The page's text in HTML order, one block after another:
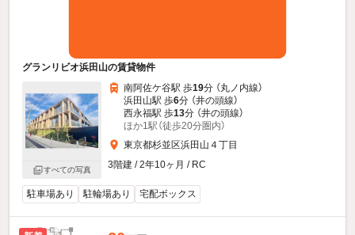
グランリビオ浜田山の賃貸物件
すべての写真
南阿佐ケ谷駅 歩19分 （丸ノ内線）
浜田山駅 歩6分 （井の頭線）
西永福駅 歩13分 （井の頭線）
ほか1駅（徒歩20分圏内）
東京都杉並区浜田山４丁目
3階建 / 2年10ヶ月 / RC
駐車場あり 駐輪場あり 宅配ボックス